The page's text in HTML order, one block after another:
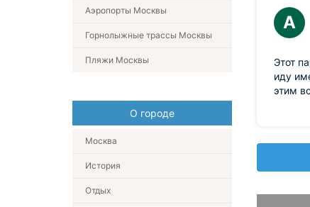
А
Этот
иду
этим
Аэропорты Москвы
Горнолыжные трассы Москвы
Пляжи Москвы
О городе
Москва
История
Отдых